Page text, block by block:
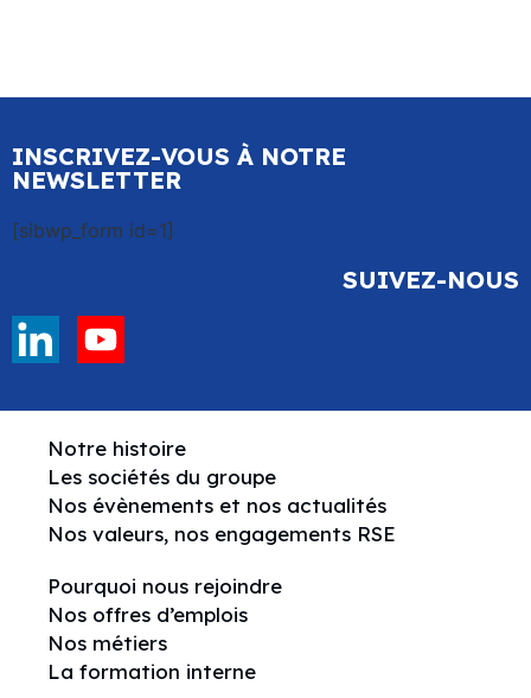
INSCRIVEZ-VOUS À NOTRE
NEWSLETTER
[sibwp_form id=1]
SUIVEZ-NOUS
Notre histoire
Les sociétés du groupe
Nos évènements et nos actualités
Nos valeurs, nos engagements RSE
Pourquoi nous rejoindre
Nos offres d’emplois
Nos métiers
La formation interne